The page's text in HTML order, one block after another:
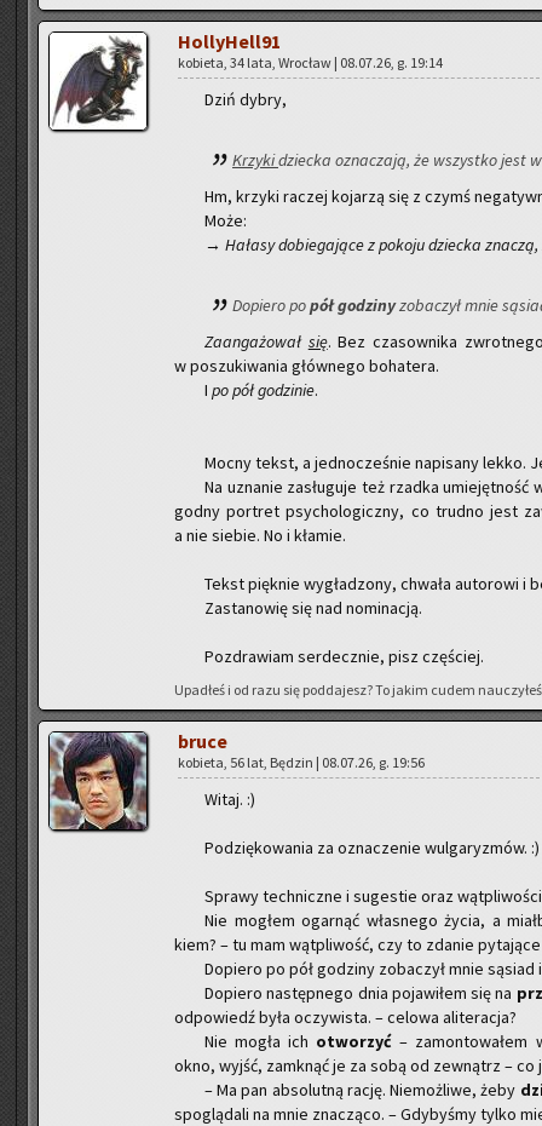
Hol­ly­Hel­l91
ko­bie­ta, 34 lata, Wro­cław | 08.07.26, g. 19:14
Dziń dybry,
Krzy­kidziec­ka ozna­cza­ją, że wszyst­ko jest
Hm, krzy­ki ra­czej ko­ja­rzą się z czymś
Może:
→ Ha­ła­sy do­bie­ga­ją­ce z po­ko­ju dziec­ka
Do­pie­ro popół go­dzi­nyzo­ba­czył mnie
Za­an­ga­żo­wał się. Bez cza­sow­ni­ka
w po­szu­ki­wa­nia głów­ne­go bo­ha­te­ra.
I po pół go­dzi­nie.
Mocny tekst, a jed­no­cze­śnie na­pi­sa­ny lekko.
Na uzna­nie za­słu­gu­je też rzad­ka
god­ny por­tret psy­cho­lo­gicz­ny, co trud­no jest
a nie sie­bie. No i kła­mie.
Tekst pięk­nie wy­gła­dzo­ny, chwa­ła au­to­ro­wi i
Za­sta­no­wię się nad no­mi­na­cją.
Po­zdra­wiam ser­decz­nie, pisz czę­ściej.
Upa­dłeś i od razu się pod­da­jesz? To jakim cudem
bruce
ko­bie­ta, 56 lat, Bę­dzin | 08.07.26, g. 19:56
Witaj. :)
Po­dzię­ko­wa­nia za ozna­cze­nie wul­ga­ry­zmów. :)
Spra­wy tech­nicz­ne i su­ge­stie oraz
Nie mo­głem ogar­nąć wła­sne­go życia, a
kiem? – tu mam wąt­pli­wość, czy to zda­nie py­ta­ją­ce
Do­pie­ro po pół go­dzi­ny zo­ba­czył mnie są­siad
Do­pie­ro na­stęp­ne­go dnia po­ja­wi­łem się na
od­po­wiedź była oczy­wi­sta. – ce­lo­wa ali­te­ra­cja?
Nie mogła ich otwo­rzyć – za­mon­to­wa­łem
okno, wyjść, za­mknąć je za sobą od ze­wnątrz –
– Ma pan ab­so­lut­ną rację. Nie­moż­li­we, żeby
spo­glą­da­li na mnie zna­czą­co. – Gdy­by­śmy tylko